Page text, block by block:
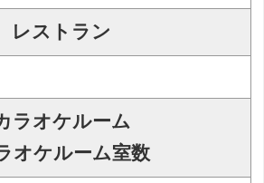
レストラン
ラオケルーム
オケルーム室数